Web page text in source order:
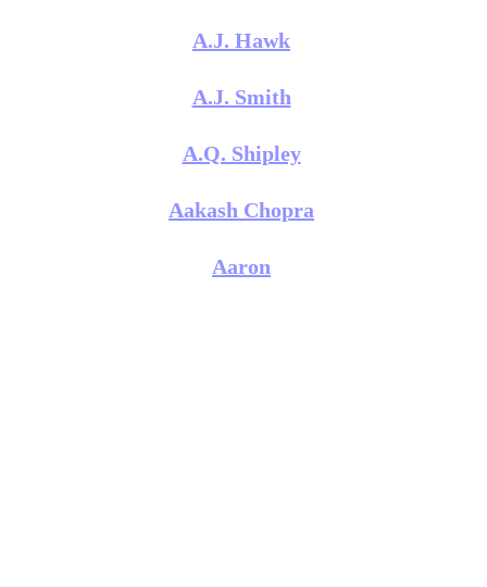
A.J. Hawk
A.J. Smith
A.Q. Shipley
Aakash Chopra
Aaron